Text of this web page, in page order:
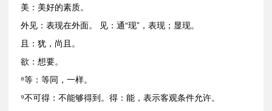
美：美好的素质。
外见：表现在外面。 见：通“现”，表现；显现。
且：犹，尚且。
欲：想要。
⁸等：等同，一样。
⁹不可得：不能够得到。得：能，表示客观条件允许。